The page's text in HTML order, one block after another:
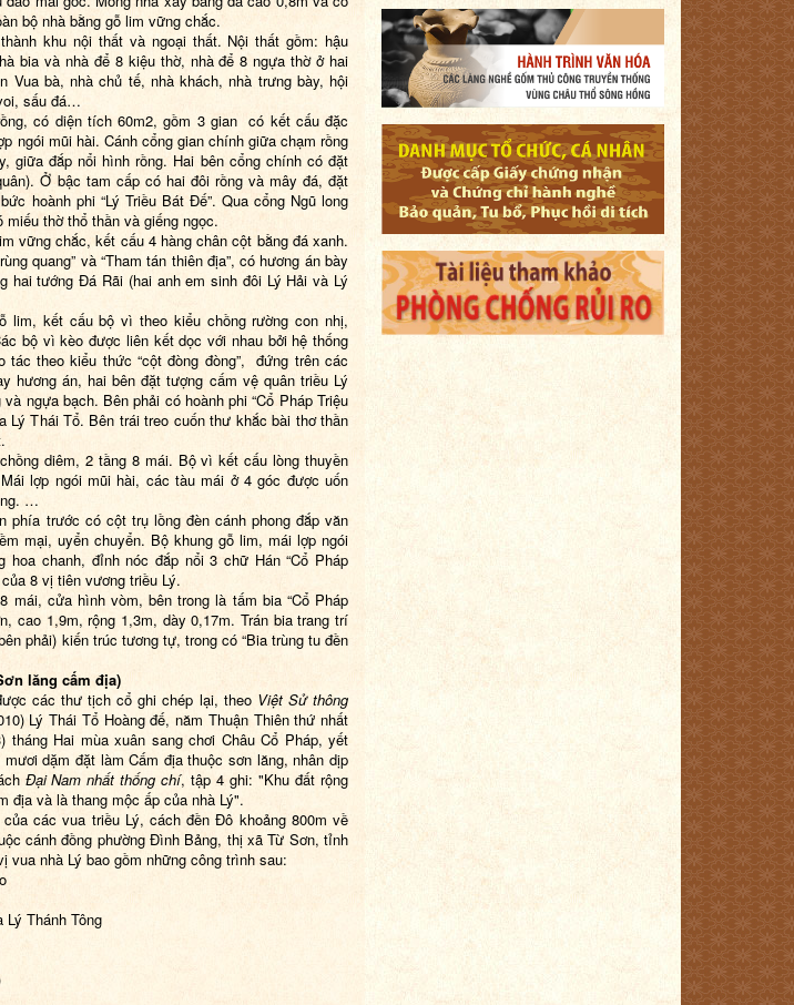
bộ nhà bằng gỗ lim vững chắc.
khu nội thất và ngoại thất. Nội thất gồm: hậu
bia và nhà để 8 kiệu thờ, nhà để 8 ngựa thờ ở hai
Vua bà, nhà chủ tế, nhà khách, nhà trưng bày, hội
sấu đá…
có diện tích 60m2, gồm 3 gian có kết cấu đặc
ngói mũi hài. Cánh cổng gian chính giữa chạm rồng
giữa đắp nổi hình rồng. Hai bên cổng chính có đặt
Ở bậc tam cấp có hai đôi rồng và mây đá, đặt
hoành phi “Lý Triều Bát Đế”. Qua cổng Ngũ long
thờ thổ thần và giếng ngọc.
vững chắc, kết cấu 4 hàng chân cột bằng đá xanh.
quang” và “Tham tán thiên địa”, có hương án bày
hai tướng Đá Rãi (hai anh em sinh đôi Lý Hải và Lý
lim, kết cấu bộ vì theo kiểu chồng rường con nhị,
bộ vì kèo được liên kết dọc với nhau bởi hệ thống
theo kiểu thức “cột đòng đòng”, đứng trên các
hương án, hai bên đặt tượng cấm vệ quân triều Lý
ngựa bạch. Bên phải có hoành phi “Cổ Pháp Triệu
Lý Thái Tổ. Bên trái treo cuốn thư khắc bài thơ thần
diêm, 2 tầng 8 mái. Bộ vì kết cấu lòng thuyền
lợp ngói mũi hài, các tàu mái ở 4 góc được uốn
…
phía trước có cột trụ lồng đèn cánh phong đắp văn
mại, uyển chuyển. Bộ khung gỗ lim, mái lợp ngói
chanh, đỉnh nóc đắp nổi 3 chữ Hán “Cổ Pháp
8 vị tiên vương triều Lý.
mái, cửa hình vòm, bên trong là tấm bia “Cổ Pháp
cao 1,9m, rộng 1,3m, dày 0,17m. Trán bia trang trí
phải) kiến trúc tương tự, trong có “Bia trùng tu đền
lăng cấm địa)
các thư tịch cổ ghi chép lại, theo Việt Sử thông
Lý Thái Tổ Hoàng đế, năm Thuận Thiên thứ nhất
tháng Hai mùa xuân sang chơi Châu Cổ Pháp, yết
dặm đặt làm Cấm địa thuộc sơn lăng, nhân dịp
Đại Nam nhất thống chí, tập 4 ghi: "Khu đất rộng
địa và là thang mộc ấp của nhà Lý".
các vua triều Lý, cách đền Đô khoảng 800m về
cánh đồng phường Đình Bảng, thị xã Từ Sơn, tỉnh
vua nhà Lý bao gồm những công trình sau:
Lý Thánh Tông